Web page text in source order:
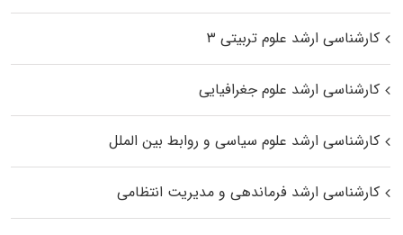
کارشناسی ارشد علوم تربیتی ۳
کارشناسی ارشد علوم جغرافیایی
کارشناسی ارشد علوم سیاسی و روابط بین الملل
کارشناسی ارشد فرماندهی و مدیریت انتظامی